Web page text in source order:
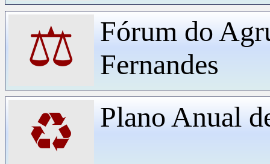
⚖
Fórum do
Fernandes
♻ Plano Anual